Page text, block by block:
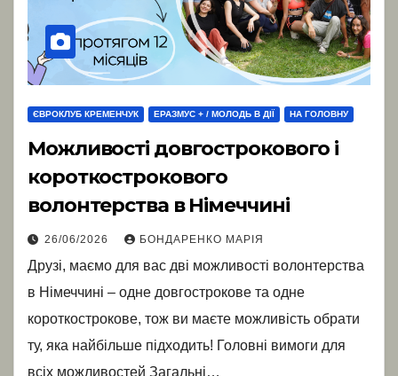
ЄВРОКЛУБ КРЕМЕНЧУК ЕРАЗМУС + / МОЛОДЬ В ДІЇ НА ГОЛОВНУ
Можливості довгострокового і
короткострокового
волонтерства в Німеччині
26/06/2026 БОНДАРЕНКО МАРІЯ
Друзі, маємо для вас дві можливості волонтерства
в Німеччині – одне довгострокове та одне
короткострокове, тож ви маєте можливість обрати
ту, яка найбільше підходить! Головні вимоги для
всіх можливостей Загальні…